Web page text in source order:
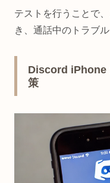
テストを行うことで
き、通話中のトラブ
Discord iPhone
策